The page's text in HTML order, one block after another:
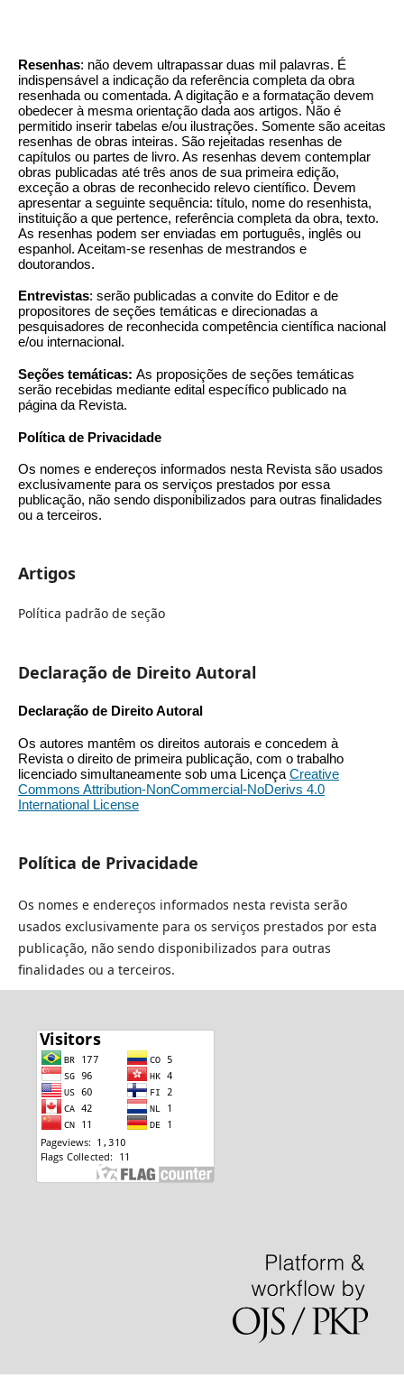
Resenhas: não devem ultrapassar duas mil palavras. É
indispensável a indicação da referência completa da obra
resenhada ou comentada. A digitação e a formatação devem
obedecer à mesma orientação dada aos artigos. Não é
permitido inserir tabelas e/ou ilustrações. Somente são aceitas
resenhas de obras inteiras. São rejeitadas resenhas de
capítulos ou partes de livro. As resenhas devem contemplar
obras publicadas até três anos de sua primeira edição,
exceção a obras de reconhecido relevo científico. Devem
apresentar a seguinte sequência: título, nome do resenhista,
instituição a que pertence, referência completa da obra, texto.
As resenhas podem ser enviadas em português, inglês ou
espanhol. Aceitam-se resenhas de mestrandos e
doutorandos.
Entrevistas: serão publicadas a convite do Editor e de
propositores de seções temáticas e direcionadas a
pesquisadores de reconhecida competência científica nacional
e/ou internacional.
Seções temáticas: As proposições de seções temáticas
serão recebidas mediante edital específico publicado na
página da Revista.
Política de Privacidade
Os nomes e endereços informados nesta Revista são usados
exclusivamente para os serviços prestados por essa
publicação, não sendo disponibilizados para outras finalidades
ou a terceiros.
Artigos
Política padrão de seção
Declaração de Direito Autoral
Declaração de Direito Autoral
Os autores mantêm os direitos autorais e concedem à
Revista o direito de primeira publicação, com o trabalho
licenciado simultaneamente sob uma Licença Creative
Commons Attribution-NonCommercial-NoDerivs 4.0
International License
Política de Privacidade
Os nomes e endereços informados nesta revista serão
usados exclusivamente para os serviços prestados por esta
publicação, não sendo disponibilizados para outras
finalidades ou a terceiros.